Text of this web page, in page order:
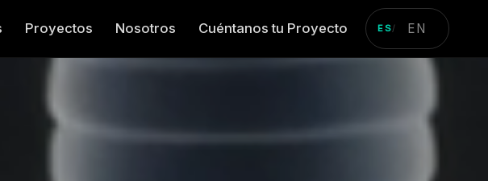
Proyectos Nosotros Cuéntanos tu Proyecto ES/ EN